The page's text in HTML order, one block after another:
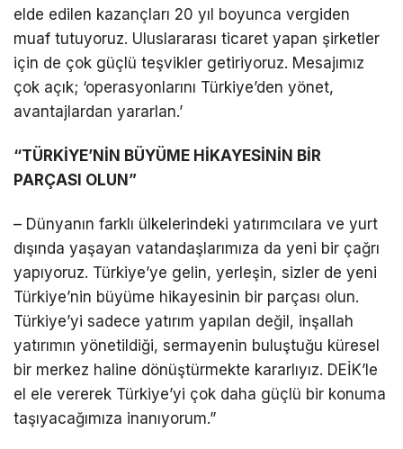
elde edilen kazançları 20 yıl boyunca vergiden
muaf tutuyoruz. Uluslararası ticaret yapan şirketler
için de çok güçlü teşvikler getiriyoruz. Mesajımız
çok açık; ‘operasyonlarını Türkiye’den yönet,
avantajlardan yararlan.’
“TÜRKİYE’NİN BÜYÜME HİKAYESİNİN BİR
PARÇASI OLUN”
– Dünyanın farklı ülkelerindeki yatırımcılara ve yurt
dışında yaşayan vatandaşlarımıza da yeni bir çağrı
yapıyoruz. Türkiye’ye gelin, yerleşin, sizler de yeni
Türkiye’nin büyüme hikayesinin bir parçası olun.
Türkiye’yi sadece yatırım yapılan değil, inşallah
yatırımın yönetildiği, sermayenin buluştuğu küresel
bir merkez haline dönüştürmekte kararlıyız. DEİK’le
el ele vererek Türkiye’yi çok daha güçlü bir konuma
taşıyacağımıza inanıyorum.”